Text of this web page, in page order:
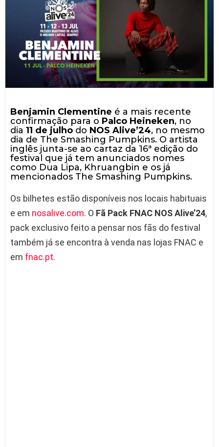
Benjamin Clementine é a mais recente
confirmação para o Palco Heineken, no
dia 11 de julho do NOS Alive’24, no mesmo
dia de The Smashing Pumpkins. O artista
inglês junta-se ao cartaz da 16ª edição do
festival que já tem anunciados nomes
como Dua Lipa, Khruangbin e os já
mencionados The Smashing Pumpkins.
Os bilhetes estão disponíveis nos locais habituais
e em nosalive.com. O Fã Pack FNAC NOS Alive’24,
pack exclusivo feito a pensar nos fãs do festival
também já se encontra à venda nas lojas FNAC e
em fnac.pt.